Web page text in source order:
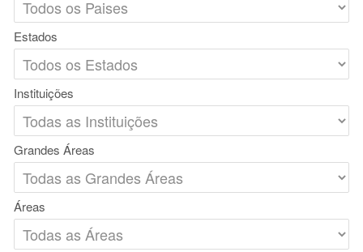
Estados
Instituições
Grandes Áreas
Áreas